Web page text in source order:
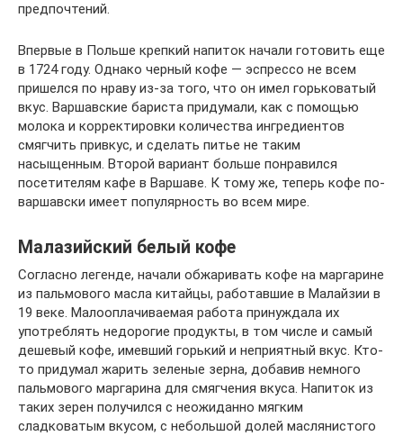
предпочтений.
Впервые в Польше крепкий напиток начали готовить еще
в 1724 году. Однако черный кофе — эспрессо не всем
пришелся по нраву из-за того, что он имел горьковатый
вкус. Варшавские бариста придумали, как с помощью
молока и корректировки количества ингредиентов
смягчить привкус, и сделать питье не таким
насыщенным. Второй вариант больше понравился
посетителям кафе в Варшаве. К тому же, теперь кофе по-
варшавски имеет популярность во всем мире.
Малазийский белый кофе
Согласно легенде, начали обжаривать кофе на маргарине
из пальмового масла китайцы, работавшие в Малайзии в
19 веке. Малооплачиваемая работа принуждала их
употреблять недорогие продукты, в том числе и самый
дешевый кофе, имевший горький и неприятный вкус. Кто-
то придумал жарить зеленые зерна, добавив немного
пальмового маргарина для смягчения вкуса. Напиток из
таких зерен получился с неожиданно мягким
сладковатым вкусом, с небольшой долей маслянистого